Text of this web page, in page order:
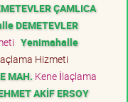
ÇAMLICA
DEMETEVLER
Yenimahalle
Hizmeti
MAH. Kene İlaçlama
AKİF ERSOY